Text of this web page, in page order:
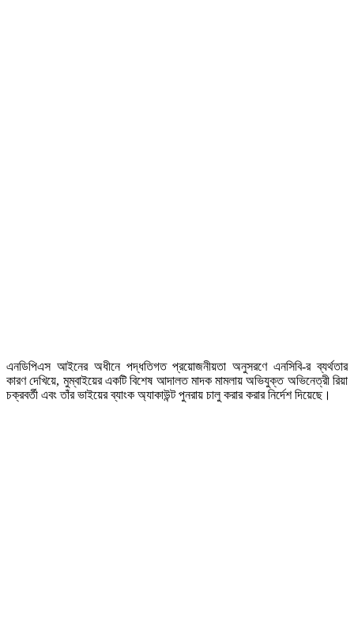
এনডিপিএস আইনের অধীনে পদ্ধতিগত প্রয়োজনীয়তা অনুসরণে এনসিবি-র ব্যর্থতার
কারণ দেখিয়ে, মুম্বাইয়ের একটি বিশেষ আদালত মাদক মামলায় অভিযুক্ত অভিনেত্রী রিয়া
চক্রবর্তী এবং তাঁর ভাইয়ের ব্যাংক অ্যাকাউন্ট পুনরায় চালু করার করার নির্দেশ দিয়েছে।